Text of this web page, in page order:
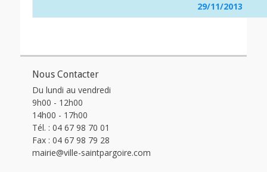
29/11/2013
Nous Contacter
Du lundi au vendredi
9h00 - 12h00
14h00 - 17h00
Tél. : 04 67 98 70 01
Fax : 04 67 98 79 28
mairie@ville-saintpargoire.com